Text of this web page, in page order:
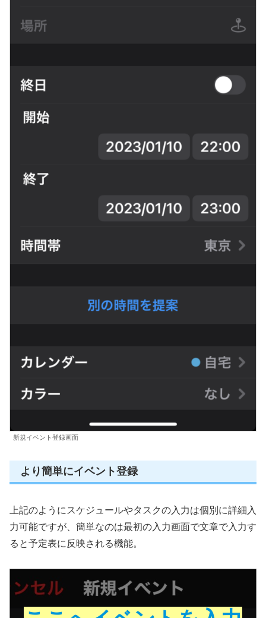
新規イベント登録画面
より簡単にイベント登録
上記のようにスケジュールやタスクの入力は個別に詳細入
力可能ですが、簡単なのは最初の入力画面で文章で入力す
ると予定表に反映される機能。